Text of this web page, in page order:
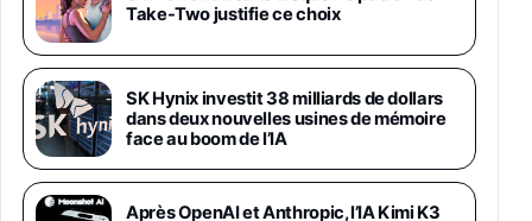
Smartphone déverrouillé, Noir, Version FR
1019€
Galaxy S26 Ultra 512 Go Bleu
1019€1399€Fnac (Vendeur Tiers)
Galaxy S26 Ultra 256 Go Violet
Take-Two justifie ce choix
SK Hynix investit 38 milliards de dollars
dans deux nouvelles usines de mémoire
face au boom de l’IA
Après OpenAI et Anthropic, l’IA Kimi K3